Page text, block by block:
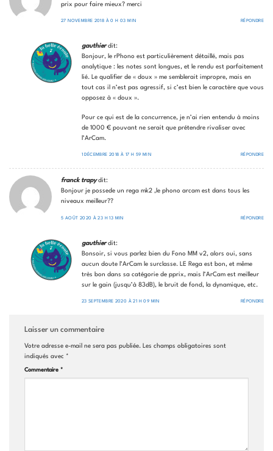
prix pour faire mieux? merci
27 NOVEMBRE 2018 À 0 H 03 MIN RÉPONDRE
gauthier dit:
Bonjour, le rPhono est particulièrement détaillé, mais pas
analytique : les notes sont longues, et le rendu est parfaitement
lié. Le qualifier de « doux » me semblerait impropre, mais en
tout cas il n’est pas agressif, si c’est bien le caractère que vous
opposez à « doux ».
Pour ce qui est de la concurrence, je n’ai rien entendu à moins
de 1000 € pouvant ne serait que prétendre rivaliser avec
l’ArCam.
1 DÉCEMBRE 2018 À 17 H 59 MIN RÉPONDRE
franck trapy dit:
Bonjour je possede un rega mk2 ,le phono arcam est dans tous les
niveaux meilleur??
5 AOÛT 2020 À 23 H 13 MIN RÉPONDRE
gauthier dit:
Bonsoir, si vous parlez bien du Fono MM v2, alors oui, sans
aucun doute l’ArCam le surclasse. LE Rega est bon, et même
très bon dans sa catégorie de pprix, mais l’ArCam est meilleur
sur le gain (jusqu’à 83dB), le bruit de fond, la dynamique, etc.
23 SEPTEMBRE 2020 À 21 H 09 MIN RÉPONDRE
Laisser un commentaire
Votre adresse e-mail ne sera pas publiée.
Les champs obligatoires sont
indiqués avec *
Commentaire *